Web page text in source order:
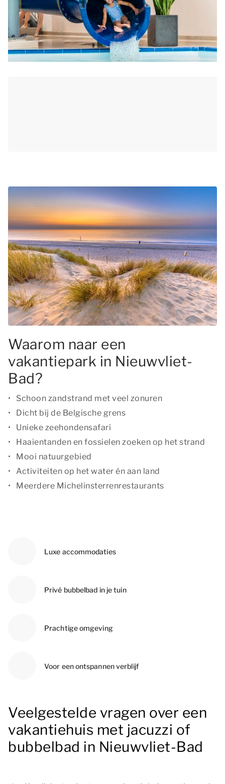
Waarom naar een
vakantiepark in Nieuwvliet-
Bad?
Schoon zandstrand met veel zonuren
Dicht bij de Belgische grens
Unieke zeehondensafari
Haaientanden en fossielen zoeken op het strand
Mooi natuurgebied
Activiteiten op het water én aan land
Meerdere Michelinsterrenrestaurants
Luxe accommodaties
Privé bubbelbad in je tuin
Prachtige omgeving
Voor een ontspannen verblijf
Veelgestelde vragen over een
vakantiehuis met jacuzzi of
bubbelbad in Nieuwvliet-Bad